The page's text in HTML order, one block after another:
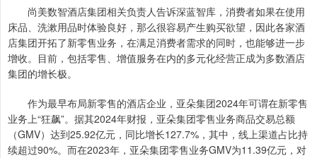
尚美数智酒店集团相关负责人告诉深蓝智库，消费者如果在使用
床品、洗漱用品时体验良好，那么很容易产生购买欲望，因此各家酒
店集团开拓了新零售业务，在满足消费者需求的同时，也能够进一步
增收。目前，包括零售、增值服务在内的多元化经营正成为多数酒店
集团的增长极。
作为最早布局新零售的酒店企业，亚朵集团2024年可谓在新零售
业务上“狂飙”。据其2024年财报，亚朵集团零售业务商品交易总额
（GMV）达到25.92亿元，同比增长127.7%，其中，线上渠道占比持
续超过90%。而在2023年，亚朵集团零售业务GMV为11.39亿元，对